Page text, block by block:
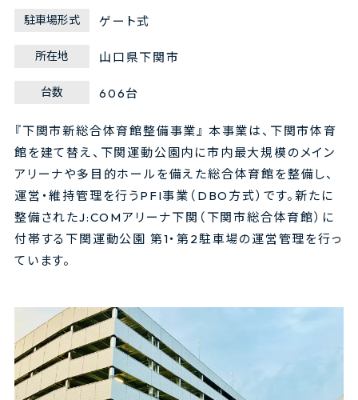
駐車場形式 ゲート式
所在地 山口県下関市
台数 606台
『下関市新総合体育館整備事業』 本事業は、下関市体育
館を建て替え、下関運動公園内に市内最大規模のメイン
アリーナや多目的ホールを備えた総合体育館を整備し、
運営・維持管理を行うPFI事業（DBO方式）です。新たに
整備されたJ:COMアリーナ下関（下関市総合体育館）に
付帯する下関運動公園 第1・第2駐車場の運営管理を行っ
ています。